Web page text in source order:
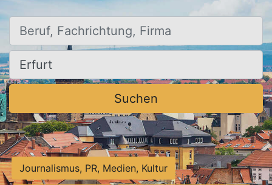
Beruf, Fachrichtung, Firma
Ort, Stadt
Suchen
Journalismus, PR, Medien, Kultur